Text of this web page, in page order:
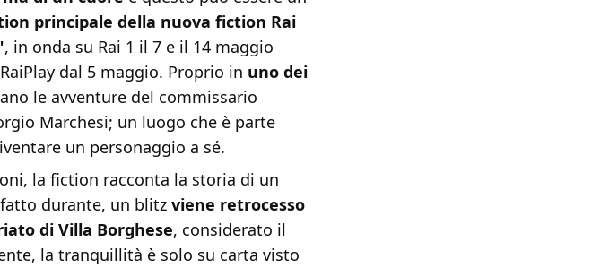
principale della nuova fiction Rai
, in onda su Rai 1 il 7 e il 14 maggio
dal 5 maggio. Proprio in uno dei
le avventure del commissario
Marchesi; un luogo che è parte
un personaggio a sé.
la fiction racconta la storia di un
durante, un blitz viene retrocesso
di Villa Borghese, considerato il
la tranquillità è solo su carta visto